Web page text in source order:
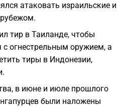
атаковать израильские и
тир в Таиланде, чтобы
с огнестрельным оружием, а
тиры в Индонезии,
в июне и июле прошлого
были наложены